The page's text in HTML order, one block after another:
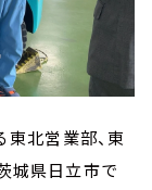
東北営業部、東
城県日立市で